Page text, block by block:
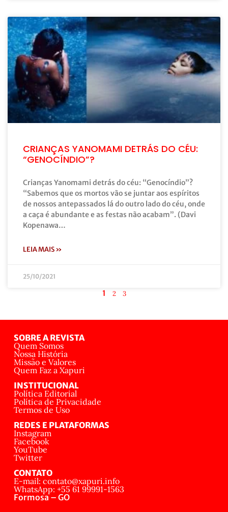
CRIANÇAS YANOMAMI DETRÁS DO CÉU:
“GENOCÍNDIO”?
Crianças Yanomami detrás do céu: “Genocíndio”?
“Sabemos que os mortos vão se juntar aos espíritos
de nossos antepassados lá do outro lado do céu, onde
a caça é abundante e as festas não acabam”. (Davi
Kopenawa…
LEIA MAIS »
25/10/2021
1 2 3
SOBRE A REVISTA
Quem Somos
Nossa História
Missão e Valores
Quem Faz a Xapuri
INSTITUCIONAL
Política Editorial
Política de Privacidade
Termos de Uso
REDES E PLATAFORMAS
Instagram
Facebook
YouTube
Twitter
CONTATO
E-mail: contato@xapuri.info
WhatsApp: +55 61 99991-1563
Formosa – GO